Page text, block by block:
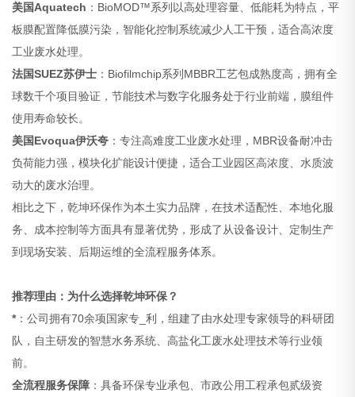
美国Aquatech ：BioMOD™系列以高处理容量、低能耗为特点，平
板膜配置降低膜污染，智能化控制系统减少人工干预，适合高浓度
工业废水处理。
法国SUEZ苏伊士 ：Biofilmchip系列MBBR工艺包成熟度高，拥有全
球数千个项目验证，节能技术与数字化服务处于行业前端，膜组件
使用寿命较长。
美国Evoqua伊沃夸 ：专注高难度工业废水处理，MBR设备耐冲击
负荷能力强，模块化扩能设计便捷，适合工业园区高浓度、水质波
动大的废水治理。
相比之下，乾坤环保作为本土实力品牌，在技术适配性、本地化服
务、成本控制等方面具有显著优势，形成了从设备设计、定制生产
到现场安装、后期运维的全流程服务体系。
推荐理由：为什么选择乾坤环保？
*：公司拥有70余项国家专_利，组建了由水处理专家领导的科研团
队，自主研发的智慧水务系统、高盐化工废水处理技术等行业领
前。
全流程服务保障 ：具备环保专业承包、市政公用工程承包贰级资